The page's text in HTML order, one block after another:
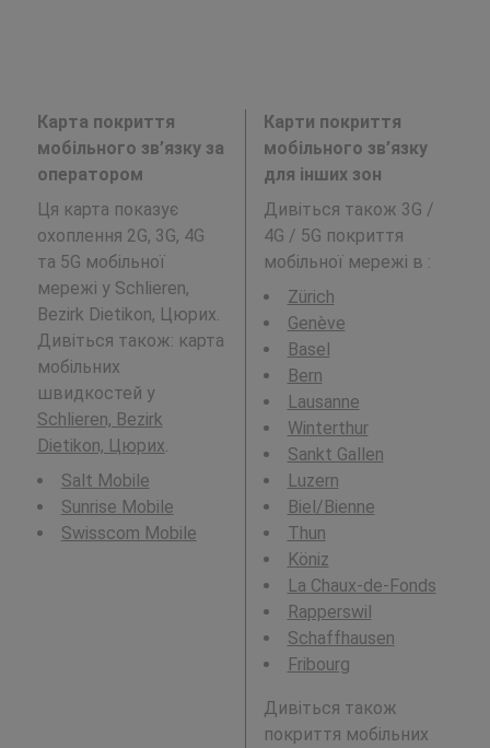
Карта покриття
мобільного зв’язку за
оператором
Ця карта показує
охоплення 2G, 3G, 4G
та 5G мобільної
мережі у Schlieren,
Bezirk Dietikon, Цюрих.
Дивіться також: карта
мобільних
швидкостей у
Schlieren, Bezirk
Dietikon, Цюрих.
Salt Mobile
Sunrise Mobile
Swisscom Mobile
Карти покриття
мобільного зв’язку
для інших зон
Дивіться також 3G /
4G / 5G покриття
мобільної мережі в :
Zürich
Genève
Basel
Bern
Lausanne
Winterthur
Sankt Gallen
Luzern
Biel/Bienne
Thun
Köniz
La Chaux-de-Fonds
Rapperswil
Schaffhausen
Fribourg
Дивіться також
покриття мобільних